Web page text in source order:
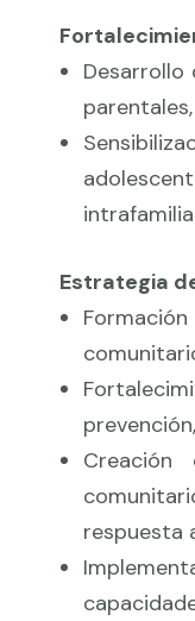
Estrategia
respuesta